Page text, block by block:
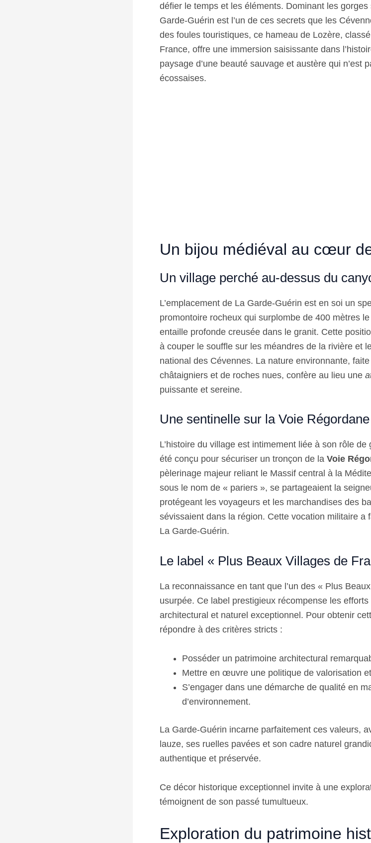
défier le temps et les éléments. Dominant les
Garde-Guérin est l’un de ces secrets que les
des foules touristiques, ce hameau de Lozère,
France, offre une immersion saisissante dans
paysage d’une beauté sauvage et austère qui n’est
écossaises.
Un bijou médiéval au cœur
Un village perché au-dessus du
L’emplacement de La Garde-Guérin est en soi un
promontoire rocheux qui surplombe de 400 mètres
entaille profonde creusée dans le granit. Cette
à couper le souffle sur les méandres de la rivière et
national des Cévennes. La nature environnante,
châtaigniers et de roches nues, confère au lieu une
puissante et sereine.
Une sentinelle sur la Voie Régordane
L’histoire du village est intimement liée à son rôle
été conçu pour sécuriser un tronçon de la Voie
pèlerinage majeur reliant le Massif central à la
sous le nom de « pariers », se partageaient la
protégeant les voyageurs et les marchandises des
sévissaient dans la région. Cette vocation militaire a
La Garde-Guérin.
Le label « Plus Beaux Villages de
La reconnaissance en tant que l’un des « Plus
usurpée. Ce label prestigieux récompense les
architectural et naturel exceptionnel. Pour obtenir
répondre à des critères stricts :
Posséder un patrimoine architectural
Mettre en œuvre une politique de valorisation
S’engager dans une démarche de qualité en
d’environnement.
La Garde-Guérin incarne parfaitement ces valeurs,
lauze, ses ruelles pavées et son cadre naturel
authentique et préservée.
Ce décor historique exceptionnel invite à une
témoignent de son passé tumultueux.
Exploration du patrimoine